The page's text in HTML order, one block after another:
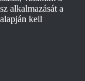
alkalmazását a
kell